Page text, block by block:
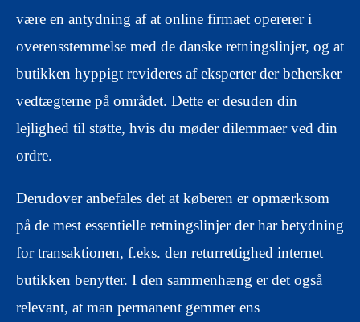
være en antydning af at online firmaet opererer i
overensstemmelse med de danske retningslinjer, og at
butikken hyppigt revideres af eksperter der behersker
vedtægterne på området. Dette er desuden din
lejlighed til støtte, hvis du møder dilemmaer ved din
ordre.
Derudover anbefales det at køberen er opmærksom
på de mest essentielle retningslinjer der har betydning
for transaktionen, f.eks. den returrettighed internet
butikken benytter. I den sammenhæng er det også
relevant, at man permanent gemmer ens